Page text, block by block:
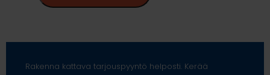
Rakenna kattava tarjouspyyntö helposti. Kerää